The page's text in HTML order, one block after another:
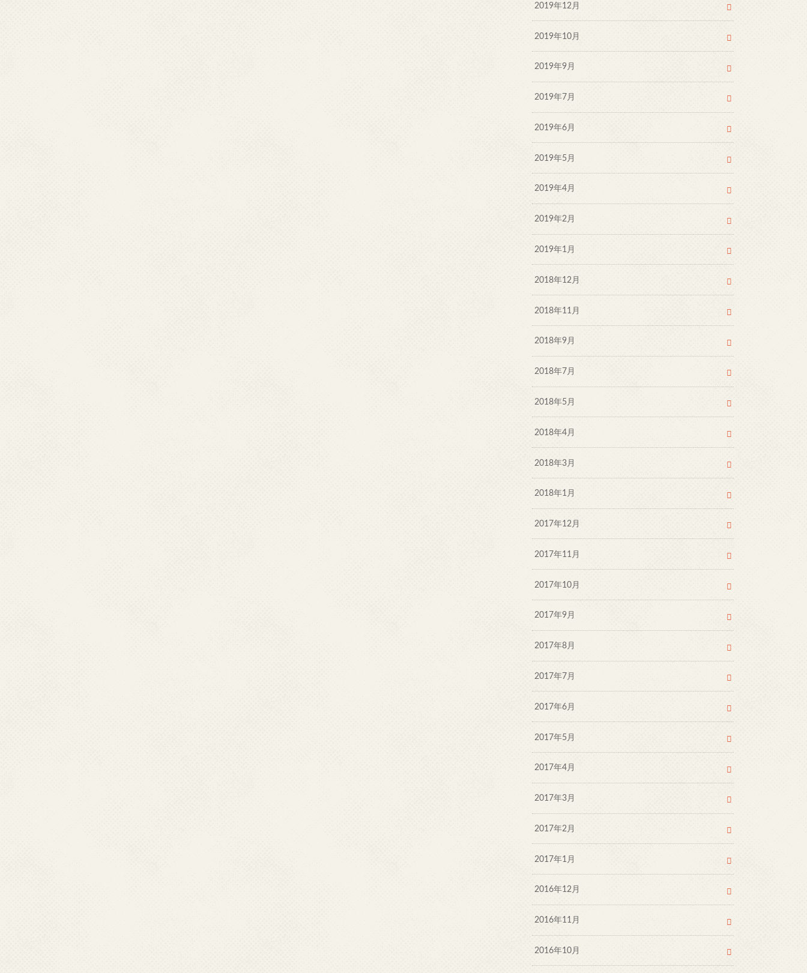
2019年12月
2019年10月
2019年9月
2019年7月
2019年6月
2019年5月
2019年4月
2019年2月
2019年1月
2018年12月
2018年11月
2018年9月
2018年7月
2018年5月
2018年4月
2018年3月
2018年1月
2017年12月
2017年11月
2017年10月
2017年9月
2017年8月
2017年7月
2017年6月
2017年5月
2017年4月
2017年3月
2017年2月
2017年1月
2016年12月
2016年11月
2016年10月